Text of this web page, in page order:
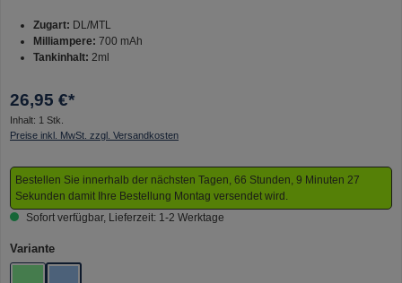
Zugart: DL/MTL
Milliampere: 700 mAh
Tankinhalt: 2ml
26,95 €*
Inhalt: 1 Stk.
Preise inkl. MwSt. zzgl. Versandkosten
Bestellen Sie innerhalb der nächsten Tagen, 66 Stunden, 9 Minuten 27
Sekunden damit Ihre Bestellung Montag versendet wird.
Sofort verfügbar, Lieferzeit: 1-2 Werktage
Varianteauswählen